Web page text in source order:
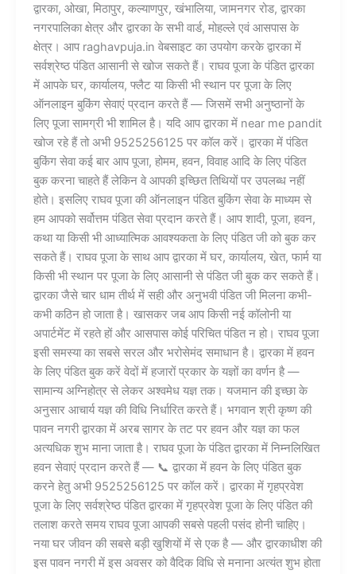
द्वारका, ओखा, मिठापुर, कल्याणपुर, खंभालिया, जामनगर रोड, द्वारका
नगरपालिका क्षेत्र और द्वारका के सभी वार्ड, मोहल्ले एवं आसपास के
क्षेत्र। आप raghavpuja.in वेबसाइट का उपयोग करके द्वारका में
सर्वश्रेष्ठ पंडित आसानी से खोज सकते हैं। राघव पूजा के पंडित द्वारका
में आपके घर, कार्यालय, फ्लैट या किसी भी स्थान पर पूजा के लिए
ऑनलाइन बुकिंग सेवाएं प्रदान करते हैं — जिसमें सभी अनुष्ठानों के
लिए पूजा सामग्री भी शामिल है। यदि आप द्वारका में near me pandit
खोज रहे हैं तो अभी 9525256125 पर कॉल करें। द्वारका में पंडित
बुकिंग सेवा कई बार आप पूजा, होमम, हवन, विवाह आदि के लिए पंडित
बुक करना चाहते हैं लेकिन वे आपकी इच्छित तिथियों पर उपलब्ध नहीं
होते। इसलिए राघव पूजा की ऑनलाइन पंडित बुकिंग सेवा के माध्यम से
हम आपको सर्वोत्तम पंडित सेवा प्रदान करते हैं। आप शादी, पूजा, हवन,
कथा या किसी भी आध्यात्मिक आवश्यकता के लिए पंडित जी को बुक कर
सकते हैं। राघव पूजा के साथ आप द्वारका में घर, कार्यालय, खेत, फार्म या
किसी भी स्थान पर पूजा के लिए आसानी से पंडित जी बुक कर सकते हैं।
द्वारका जैसे चार धाम तीर्थ में सही और अनुभवी पंडित जी मिलना कभी-
कभी कठिन हो जाता है। खासकर जब आप किसी नई कॉलोनी या
अपार्टमेंट में रहते हों और आसपास कोई परिचित पंडित न हो। राघव पूजा
इसी समस्या का सबसे सरल और भरोसेमंद समाधान है। द्वारका में हवन
के लिए पंडित बुक करें वेदों में हजारों प्रकार के यज्ञों का वर्णन है —
सामान्य अग्निहोत्र से लेकर अश्वमेध यज्ञ तक। यजमान की इच्छा के
अनुसार आचार्य यज्ञ की विधि निर्धारित करते हैं। भगवान श्री कृष्ण की
पावन नगरी द्वारका में अरब सागर के तट पर हवन और यज्ञ का फल
अत्यधिक शुभ माना जाता है। राघव पूजा के पंडित द्वारका में निम्नलिखित
हवन सेवाएं प्रदान करते हैं — 📞 द्वारका में हवन के लिए पंडित बुक
करने हेतु अभी 9525256125 पर कॉल करें। द्वारका में गृहप्रवेश
पूजा के लिए सर्वश्रेष्ठ पंडित द्वारका में गृहप्रवेश पूजा के लिए पंडित की
तलाश करते समय राघव पूजा आपकी सबसे पहली पसंद होनी चाहिए।
नया घर जीवन की सबसे बड़ी खुशियों में से एक है — और द्वारकाधीश की
इस पावन नगरी में इस अवसर को वैदिक विधि से मनाना अत्यंत शुभ होता